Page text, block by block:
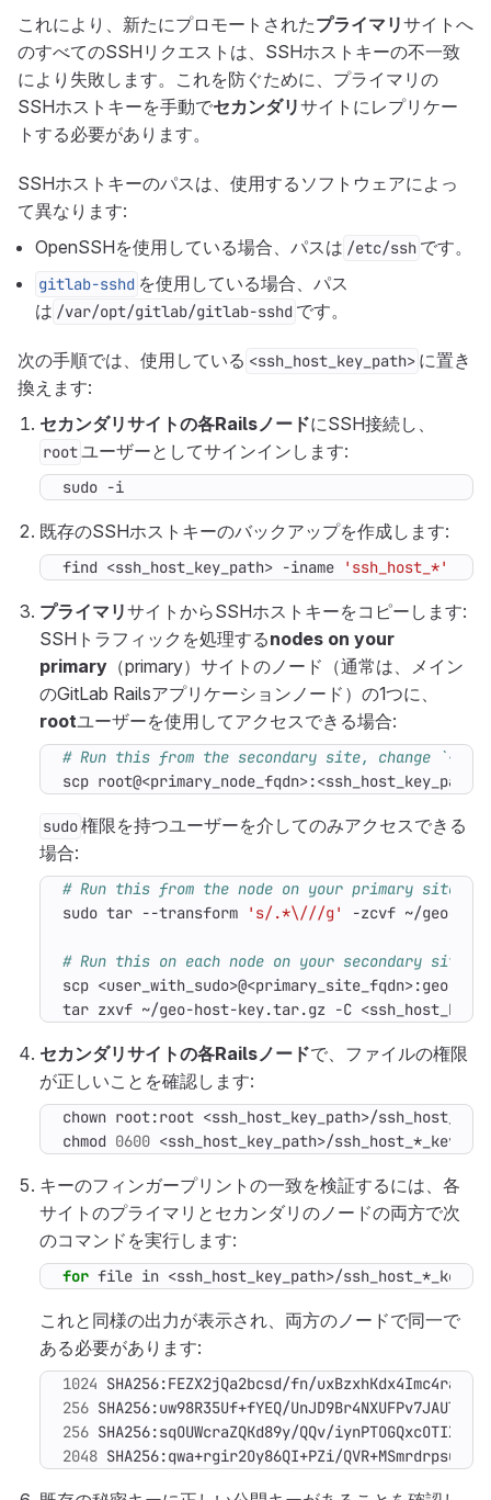
これにより、新たにプロモートされたプライマリサイトへ
のすべてのSSHリクエストは、SSHホストキーの不一致
により失敗します。これを防ぐために、プライマリの
SSHホストキーを手動でセカンダリサイトにレプリケー
トする必要があります。
SSHホストキーのパスは、使用するソフトウェアによっ
て異なります:
OpenSSHを使用している場合、パスは /etc/ssh です。
gitlab-sshd を使用している場合、パス
は /var/opt/gitlab/gitlab-sshd です。
次の手順では、使用している <ssh_host_key_path> に置き
換えます:
セカンダリサイトの各RailsノードにSSH接続し、
rootユーザーとしてサインインします:
sudo -i
既存のSSHホストキーのバックアップを作成します:
find <ssh_host_key_path> -iname 'ssh_host_*'
プライマリサイトからSSHホストキーをコピーします:
SSHトラフィックを処理するnodes on your
primary （primary）サイトのノード（通常は、メイン
のGitLab Railsアプリケーションノード）の1つに、
rootユーザーを使用してアクセスできる場合:
# Run this from the secondary site, change
scp
sudo権限を持つユーザーを介してのみアクセスできる
場合:
# Run this from the node on your primary site:
sudo tar --transform
's/.*\///g'
# Run this on each node on your secondary site:
tar zxvf ~/geo-host-key.tar.gz -C
セカンダリサイトの各Railsノードで、ファイルの権限
が正しいことを確認します:
chmod 0600 <ssh_host_key_path>/ssh_host_*_key
キーのフィンガープリントの一致を検証するには、各
サイトのプライマリとセカンダリのノードの両方で次
のコマンドを実行します:
for file in <ssh_host_key_path>/ssh_host_*_key
これと同様の出力が表示され、両方のノードで同一で
ある必要があります:
1024 SHA256:FEZX2jQa2bcsd/fn/
256 SHA256:uw98R35Uf+fYEQ/
256 SHA256:sqOUWcraZQKd89y/QQv/
2048 SHA256:qwa+rgir2Oy86QI+PZi/